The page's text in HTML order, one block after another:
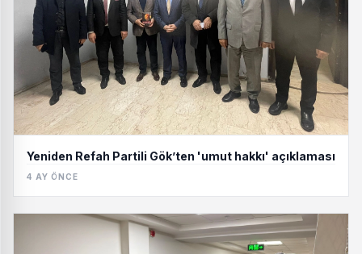
Yeniden Refah Partili Gök’ten 'umut hakkı' açıklaması
4 AY ÖNCE